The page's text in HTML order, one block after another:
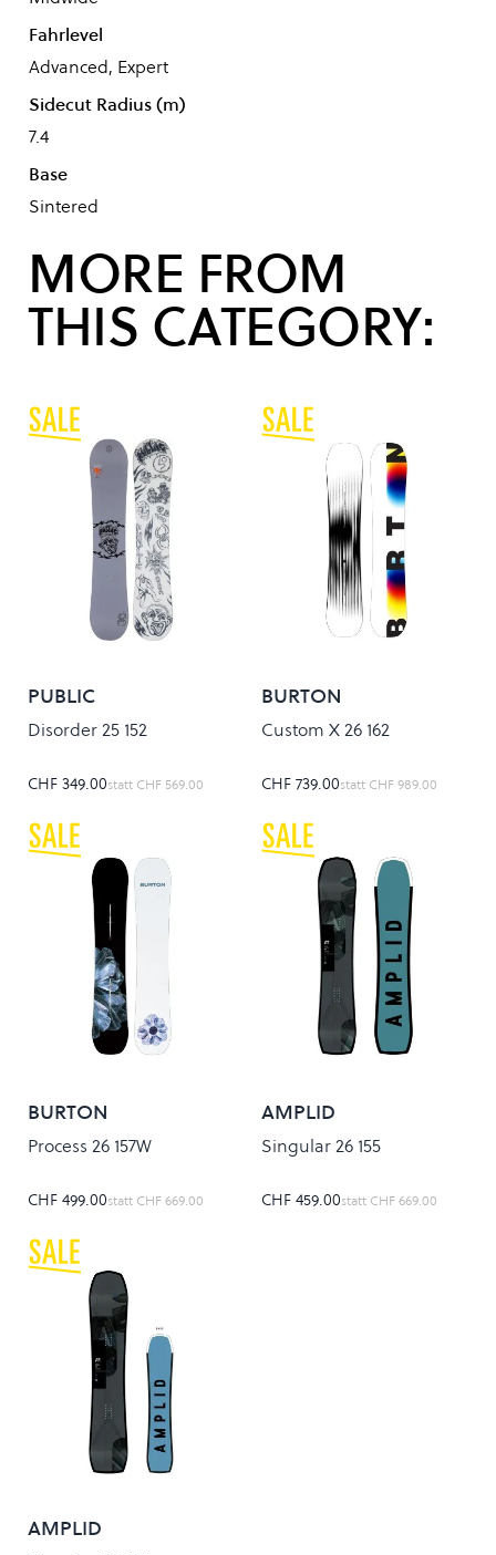
Fahrlevel
Advanced, Expert
Sidecut Radius (m)
7.4
Base
Sintered
MORE FROM
THIS CATEGORY:
PUBLIC
Disorder 25 152
CHF 349.00statt CHF 569.00
BURTON
Custom X 26 162
CHF 739.00statt CHF 989.00
BURTON
Process 26 157W
CHF 499.00statt CHF 669.00
AMPLID
Singular 26 155
CHF 459.00statt CHF 669.00
AMPLID